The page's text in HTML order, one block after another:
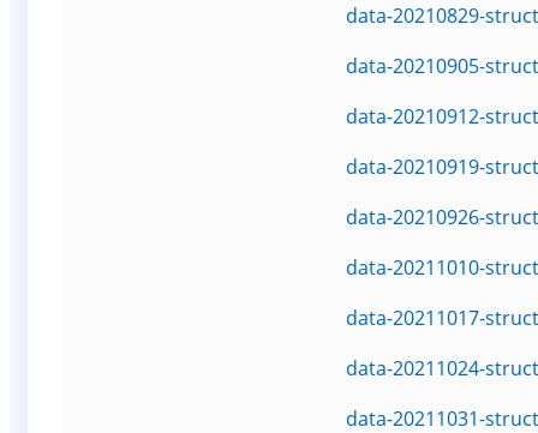
data-20210829-
data-20210905-
data-20210912-
data-20210919-
data-20210926-
data-20211010-
data-20211017-
data-20211024-
data-20211031-